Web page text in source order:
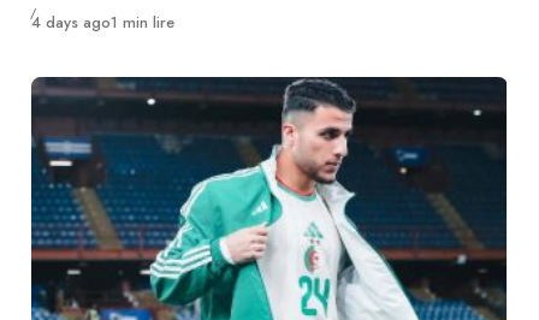
Publié
4 days ago1 min lire